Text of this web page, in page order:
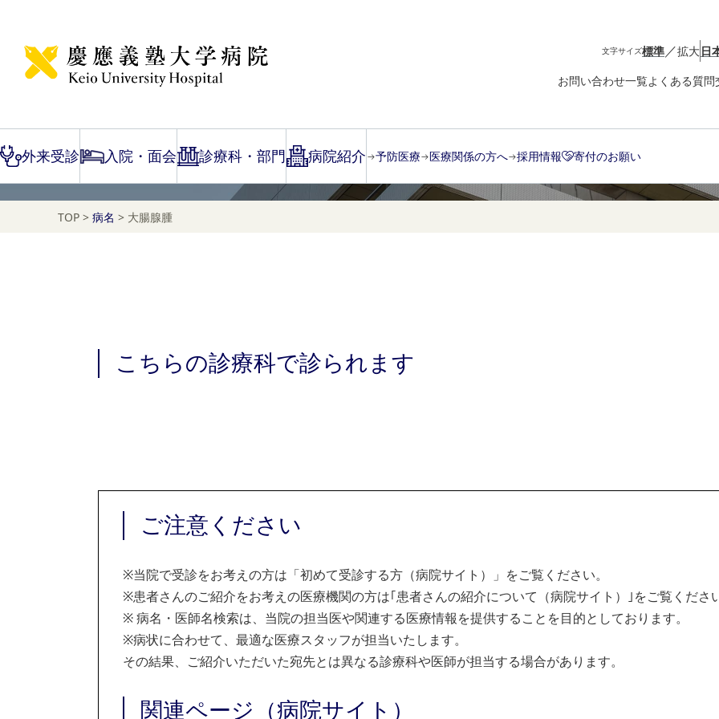
文字サイズ標準／拡大日
お問い合わせ一覧よくある質問
外来受診 入院・面会 診療科・部門 病院紹介 予防医療 医療関係の方へ 採用情報 寄付のお願い
Disease Name Search
TOP > 病名 > 大腸腺腫
こちらの診療科で診られます
ご注意ください
※当院で受診をお考えの方は「初めて受診する方（病院サイト）」をご覧ください。
※患者さんのご紹介をお考えの医療機関の方は｢患者さんの紹介について（病院サイト）｣をご覧くださ
※病名・医師名検索は、当院の担当医や関連する医療情報を提供することを目的としております。
※病状に合わせて、最適な医療スタッフが担当いたします。
その結果、ご紹介いただいた宛先とは異なる診療科や医師が担当する場合があります。
関連ページ（病院サイト）